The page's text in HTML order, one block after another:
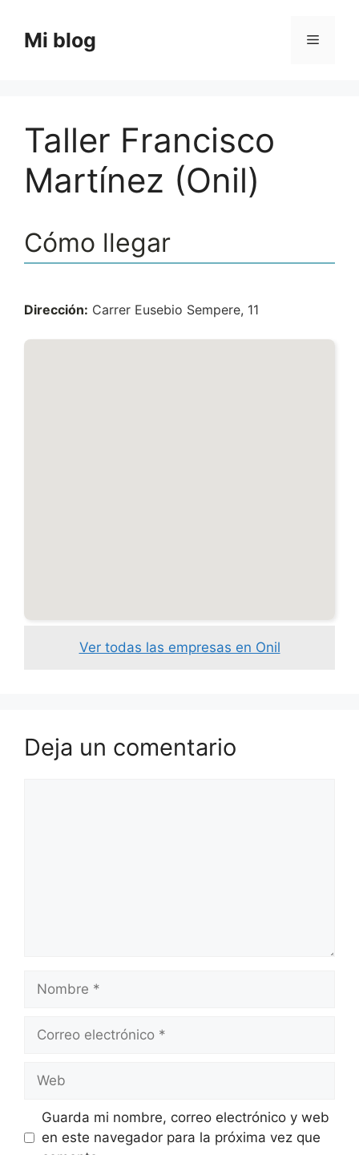
contenido
Mi blog Menú
Taller Francisco
Martínez (Onil)
Cómo llegar
Dirección: Carrer Eusebio Sempere, 11
Ver todas las empresas en Onil
Deja un comentario
Nombre
Correo
Web
Guarda mi nombre, correo electrónico y web
en este navegador para la próxima vez que